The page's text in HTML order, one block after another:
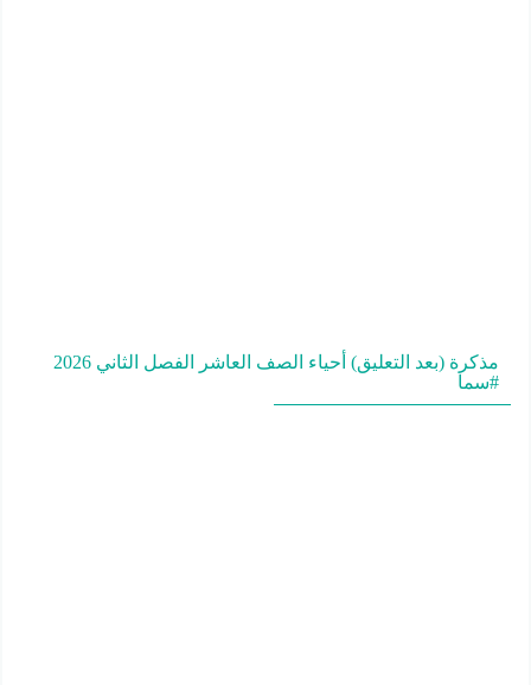
مذكرة (بعد التعليق) أحياء الصف العاشر الفصل الثاني 2026
#سما